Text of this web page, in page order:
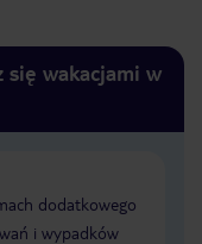
się wakacjami w
dodatkowego
i wypadków